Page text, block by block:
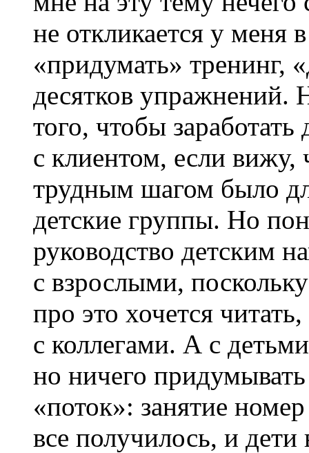
не откликается у меня
«придумать» тренинг,
десятков упражнений.
того, чтобы
с клиентом, если
трудным шагом было
детские группы. Но
руководство детским
с взрослыми,
про это хочется
с коллегами. А с
но ничего
«поток»: занятие
все получилось, и